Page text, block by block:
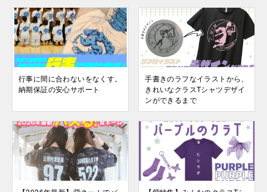
行事に間に合わないをなくす。
納期保証の安心サポート
手書きのラフなイラストから、
きれいなクラスTシャツデザイ
ンができるまで